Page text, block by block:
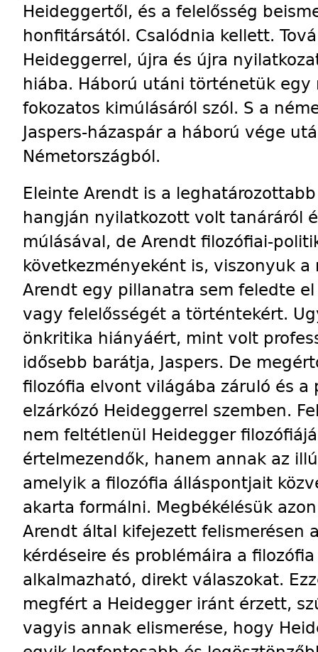
Heideggertől, és a felelősség
honfitársától. Csalódnia kellett.
Heideggerrel, újra és újra
hiába. Háború utáni történetük
fokozatos kimúlásáról szól. S a
Jaspers-házaspár a háború vége
Németországból.
Eleinte Arendt is a
hangján nyilatkozott volt tanáráról
múlásával, de Arendt filozófiai-
következményeként is, viszonyuk
Arendt egy pillanatra sem feledte
vagy felelősségét a történtekért.
önkritika hiányáért, mint volt
idősebb barátja, Jaspers. De
filozófia elvont világába záruló és
elzárkózó Heideggerrel szemben.
nem feltétlenül Heidegger
értelmezendők, hanem annak az
amelyik a filozófia álláspontjait
akarta formálni. Megbékélésük
Arendt által kifejezett felismerésen
kérdéseire és problémáira a
alkalmazható, direkt válaszokat.
megfért a Heidegger iránt érzett,
vagyis annak elismerése, hogy